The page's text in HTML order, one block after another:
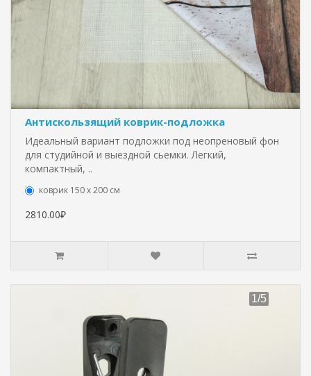
Антискользящий коврик-подложка
Идеальный вариант подложки под неопреновый фон
для студийной и выездной сьемки. Легкий,
компактный, ..
коврик 150 х 200 см
2810.00₽